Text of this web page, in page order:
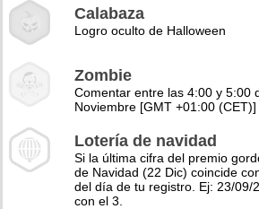
Calabaza
Logro oculto de Halloween
Zombie
Comentar entre las 4:00 y 5:00
Noviembre [GMT +01:00 (CET)]
Lotería de navidad
Si la última cifra del premio
de Navidad (22 Dic) coincide
del día de tu registro. Ej: 23/09/
con el 3.